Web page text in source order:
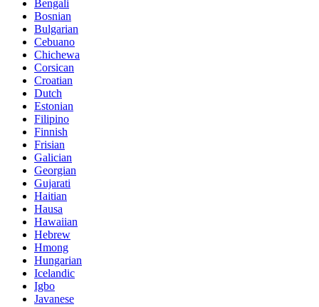
Bengali
Bosnian
Bulgarian
Cebuano
Chichewa
Corsican
Croatian
Dutch
Estonian
Filipino
Finnish
Frisian
Galician
Georgian
Gujarati
Haitian
Hausa
Hawaiian
Hebrew
Hmong
Hungarian
Icelandic
Igbo
Javanese